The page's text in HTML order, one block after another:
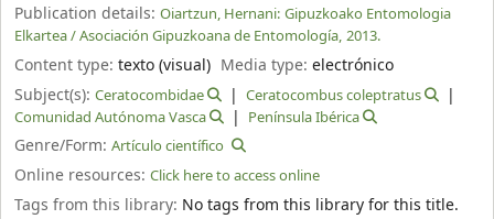
Publication details: Oiartzun, Hernani: Gipuzkoako Entomologia
Elkartea / Asociación Gipuzkoana de Entomología, 2013.
Content type: texto (visual) Media type:electrónico
Subject(s): Ceratocombidae
Ceratocombus coleptratus
Comunidad Autónoma Vasca
Península Ibérica
Genre/Form: Artículo científico
Online resources: Click here to access online
Tags from this library: No tags from this library for this title.